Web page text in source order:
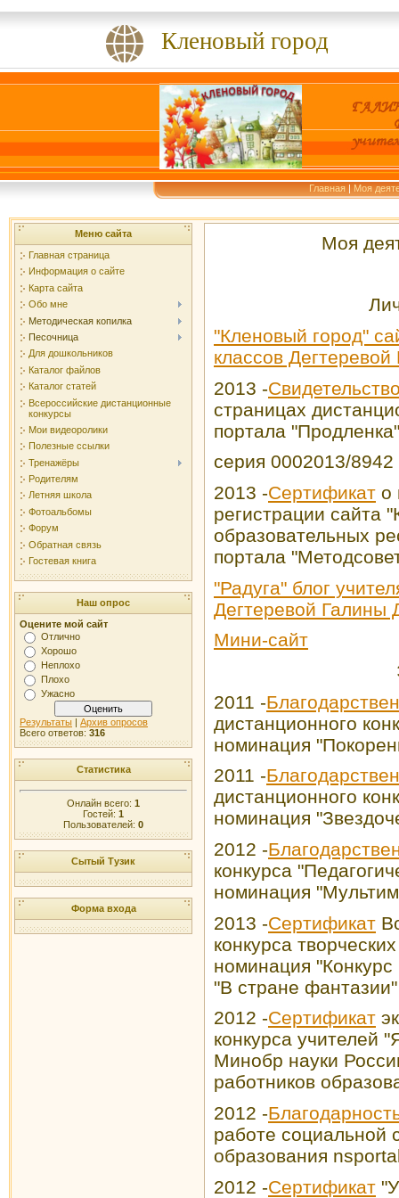
Кленовый город
Главная | Моя
Меню сайта
Главная страница
Информация о сайте
Карта сайта
Обо мне
Методическая копилка
Песочница
Для дошкольников
Каталог файлов
Каталог статей
Всероссийские дистанционные
конкурсы
Мои видеоролики
Полезные ссылки
Тренажёры
Родителям
Летняя школа
Фотоальбомы
Форум
Обратная связь
Гостевая книга
Наш опрос
Оцените мой сайт
Отлично
Хорошо
Неплохо
Плохо
Ужасно
Результаты | Архив опросов
Всего ответов: 316
Статистика
Онлайн всего: 1
Гостей: 1
Пользователей: 0
Сытый Тузик
Форма входа
Моя
"Кленовый город"
классов
2013 -
страницах
портала "Продленка"
серия 0002013/8942
2013 -Сертификат о
регистрации сайта
образовательных
портала
"Радуга" блог
Дегтеревой Галины
Мини-сайт
2011 -
дистанционного
номинация
2011 -
дистанционного
номинация
2012 -
конкурса
номинация
2013 -Сертификат
конкурса
номинация
"В стране фантазии"
2012 -Сертификат
конкурса учителей
Минобр науки
работников
2012 -
работе социальной
образования
2012 -Сертификат